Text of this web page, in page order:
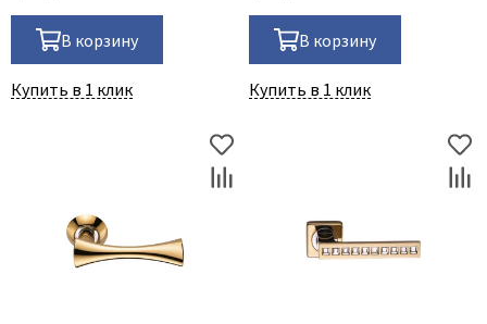
В корзину
Купить в 1 клик
В корзину
Купить в 1 клик